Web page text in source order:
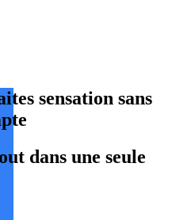
sensation sans
dans une seule